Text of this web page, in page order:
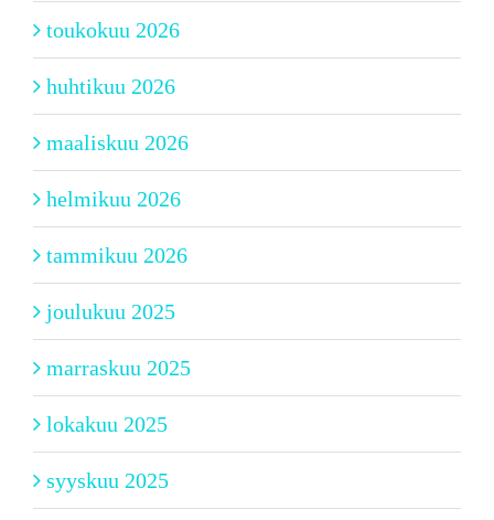
toukokuu 2026
huhtikuu 2026
maaliskuu 2026
helmikuu 2026
tammikuu 2026
joulukuu 2025
marraskuu 2025
lokakuu 2025
syyskuu 2025